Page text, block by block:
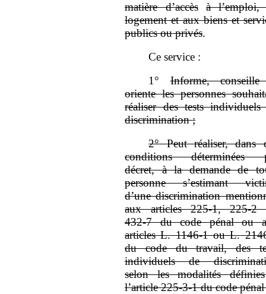
matière d’accès
à l’emploi,
logement et aux biens et
publics ou privés.
Ce service :
1°
Informe,
oriente les personnes
réaliser des tests individuels
discrimination ;
2° Peut réaliser, dans
conditions déterminées
décret, à la demande de
personne s’estimant
d’une discrimination
aux articles 225‑1, 225‑2
432‑7 du code pénal ou
articles L. 1146‑1 ou L.
du code du travail, des
individuels de
selon les modalités
l’article 225‑3‑1 du code pénal